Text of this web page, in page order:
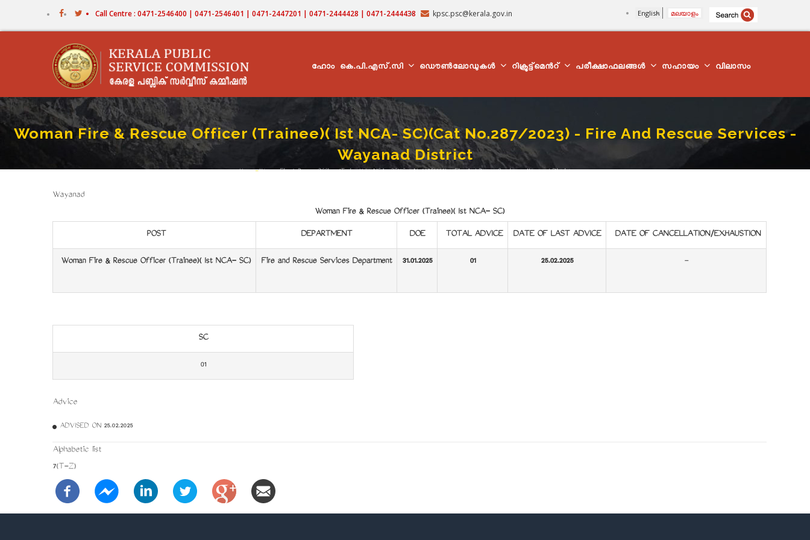
Call Centre : 0471-2546400 | 0471-2546401 | 0471-2447201 | 0471-2444428 | 0471-2444438 kpsc.psc@kerala.gov.in English മലയാളം
NAVIGATION
ഹോം കെ.പി.എസ്.സി ഡൌൺലോഡുകൾ റിക്രൂട്ട്മെന്‍റ് പരീക്ഷാഫലങ്ങൾ സഹായം വിലാസം
Woman Fire & Rescue Officer (Trainee)( Ist NCA- SC)(Cat No.287/2023) - Fire And Rescue Services -
Wayanad District
Home -Woman Fire & Rescue Officer (Trainee)( Ist NCA- SC)(Cat No.287/2023) - Fire And Rescue Services - Wayanad District
Wayanad
Woman Fire & Rescue Officer (Trainee)( Ist NCA- SC)
POST
DEPARTMENT DOE TOTAL ADVICE DATE OF LAST ADVICE DATE OF CANCELLATION/EXHAUSTION
Woman Fire & Rescue Officer (Trainee)( Ist NCA- SC) Fire and Rescue Services Department 31.01.2025 01 25.02.2025 -
SC
01
Advice
ADVISED ON 25.02.2025
Alphabetic list
7(T-Z)